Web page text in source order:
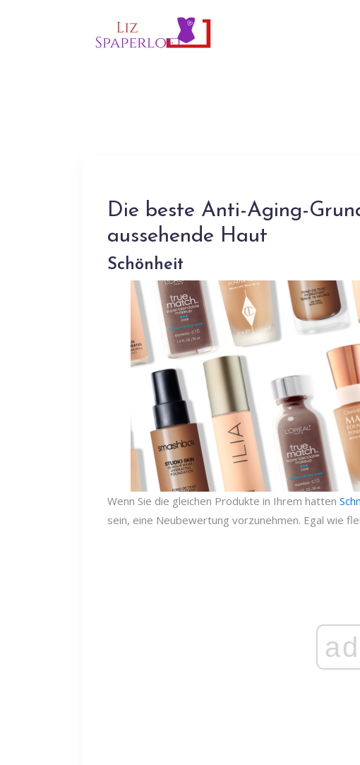
Die beste Anti-Aging-
aussehende Haut
Schönheit
Wenn Sie die gleichen Produkte in Ihrem hatten
sein, eine Neubewertung vorzunehmen. Egal wie
ad